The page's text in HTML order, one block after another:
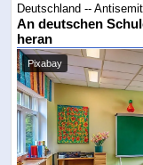
Deutschland --
An deutschen
heran
Pixabay